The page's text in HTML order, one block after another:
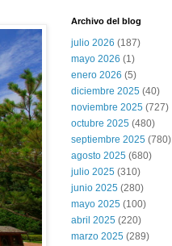
Archivo del blog
julio 2026 (187)
mayo 2026 (1)
enero 2026 (5)
diciembre 2025 (40)
noviembre 2025 (727)
octubre 2025 (480)
septiembre 2025 (780)
agosto 2025 (680)
julio 2025 (310)
junio 2025 (280)
mayo 2025 (100)
abril 2025 (220)
marzo 2025 (289)